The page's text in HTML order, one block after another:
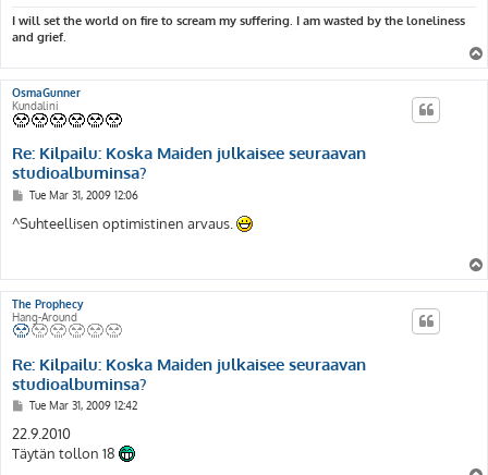
I will set the world on fire to scream my suffering. I am wasted by the loneliness
and grief.
OsmaGunner
Kundalini
Re: Kilpailu: Koska Maiden julkaisee seuraavan
studioalbuminsa?
P
s
t
Tue Mar 31, 2009 12:06
^Suhteellisen optimistinen arvaus.
The Prophecy
Hang-Around
Re: Kilpailu: Koska Maiden julkaisee seuraavan
studioalbuminsa?
P
s
t
Tue Mar 31, 2009 12:42
22.9.2010
Täytän tollon 18